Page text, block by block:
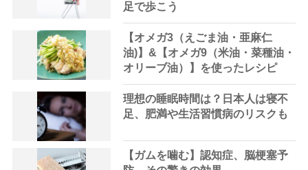
足で歩こう
【オメガ3（えごま油・亜麻仁
油)】&【オメガ9（米油・菜種油・
オリーブ油）】を使ったレシピ
理想の睡眠時間は？日本人は寝不
足、肥満や生活習慣病のリスクも
【ガムを噛む】認知症、脳梗塞予